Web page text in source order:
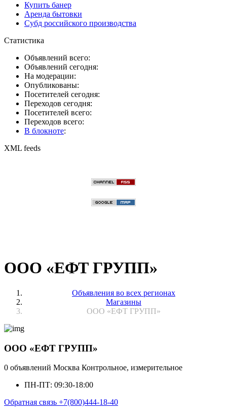
Купить банер
Аренда бытовки
Субд российского производства
Статистика
Объявлений всего:
Объявлений сегодня:
На модерации:
Опубликованы:
Посетителей сегодня:
Переходов сегодня:
Посетителей всего:
Переходов всего:
В блокноте:
XML feeds
ООО «ЕФТ ГРУПП»
Объявления во всех регионах
Магазины
ООО «ЕФТ ГРУПП»
ООО «ЕФТ ГРУПП»
0 объявлений Москва Контрольное, измерительное
ПН-ПТ: 09:30-18:00
Обратная связь +7(800)444-18-40